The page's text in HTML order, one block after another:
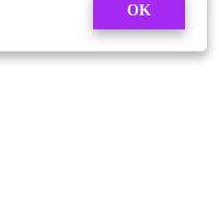
OK